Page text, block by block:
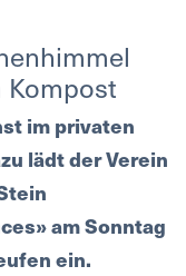
Kompost
im privaten
lädt der Verein
am Sonntag
ein.